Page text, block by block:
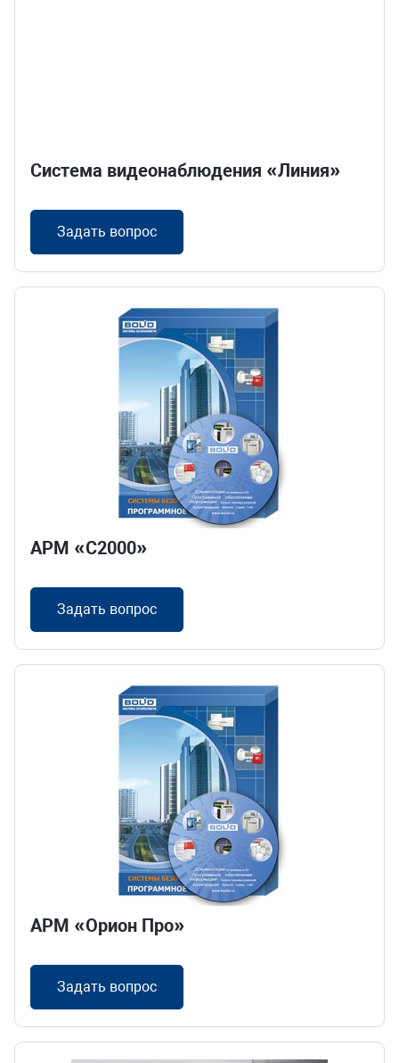
Система видеонаблюдения «Линия»
Задать вопрос
АРМ «С2000»
Задать вопрос
АРМ «Орион Про»
Задать вопрос